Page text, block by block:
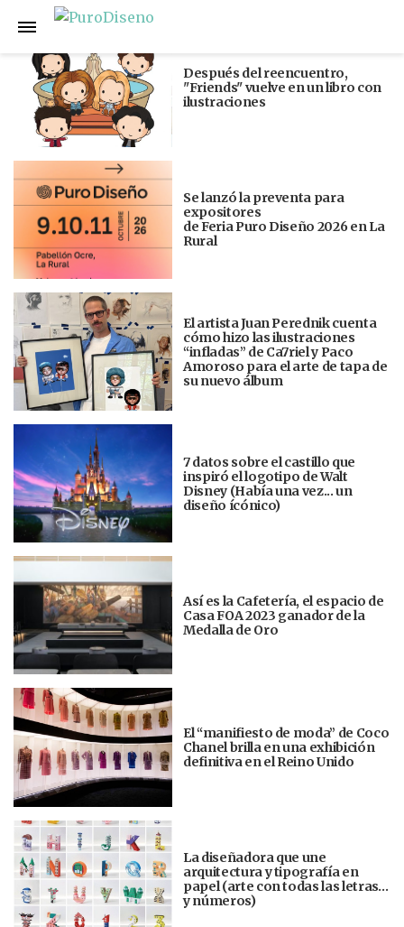
Anterior
Después del reencuentro,
"Friends" vuelve en un libro con
ilustraciones
Se lanzó la preventa para
expositores
de Feria Puro Diseño 2026 en La
Rural
El artista Juan Perednik cuenta
cómo hizo las ilustraciones
“infladas” de Ca7riel y Paco
Amoroso para el arte de tapa de
su nuevo álbum
7 datos sobre el castillo que
inspiró el logotipo de Walt
Disney (Había una vez... un
diseño ícónico)
Así es la Cafetería, el espacio de
Casa FOA 2023 ganador de la
Medalla de Oro
El “manifiesto de moda” de Coco
Chanel brilla en una exhibición
definitiva en el Reino Unido
La diseñadora que une
arquitectura y tipografía en
papel (arte con todas las letras…
y números)
Siguiente